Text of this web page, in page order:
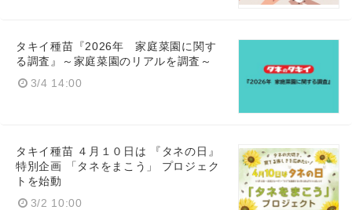
タキイ種苗『2026年 家庭菜園に関す
る調査』～家庭菜園のリアルを調査～
3/4 14:00
タキイ種苗 ４月１０日は 『タネの日』
特別企画 「タネをまこう」 プロジェク
トを始動
3/2 10:00